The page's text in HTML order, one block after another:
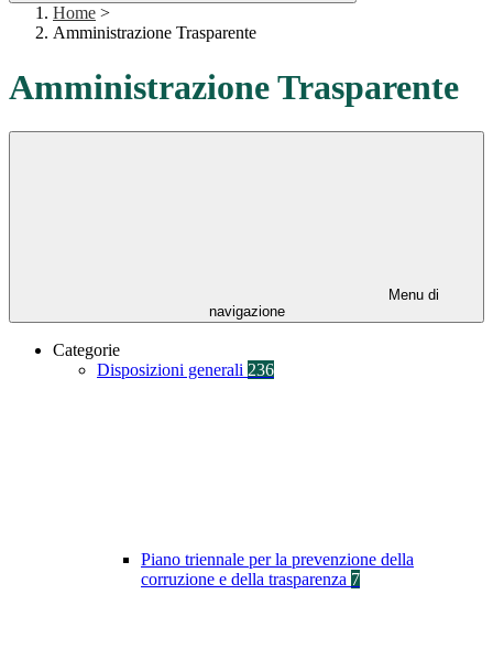
Home >
Amministrazione Trasparente
Amministrazione Trasparente
Menu di
navigazione
Categorie
Disposizioni generali 236
Piano triennale per la prevenzione della
corruzione e della trasparenza 7